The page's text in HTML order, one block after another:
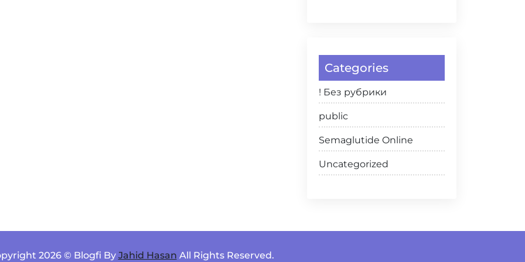
Categories
! Без рубрики
public
Semaglutide Online
Uncategorized
2026 © Blogfi By Jahid Hasan All Rights Reserved.